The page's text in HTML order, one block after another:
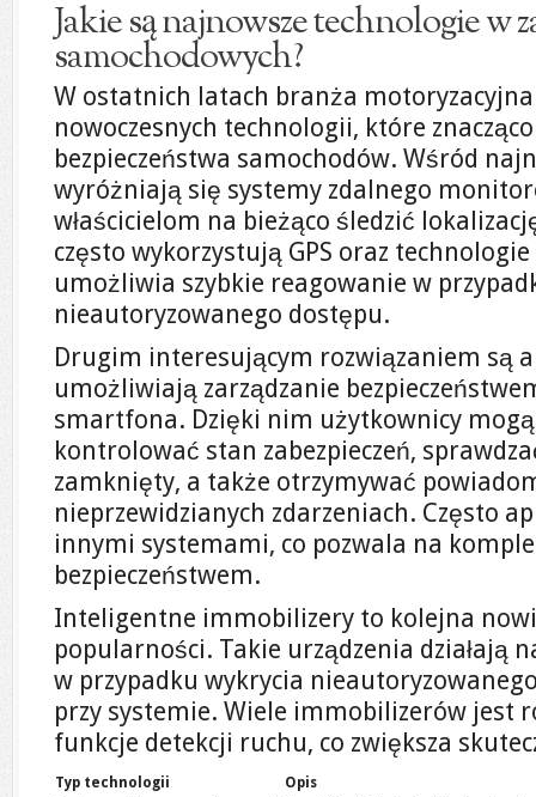
Jakie są najnowsze technologie w
samochodowych?
W ostatnich latach branża
nowoczesnych technologii, które
bezpieczeństwa samochodów. Wśród
wyróżniają się systemy zdalnego
właścicielom na bieżąco śledzić
często wykorzystują GPS oraz
umożliwia szybkie reagowanie w
nieautoryzowanego dostępu.
Drugim interesującym rozwiązaniem są
umożliwiają zarządzanie
smartfona. Dzięki nim użytkownicy
kontrolować stan zabezpieczeń,
zamknięty, a także otrzymywać
nieprzewidzianych zdarzeniach. Często
innymi systemami, co pozwala na
bezpieczeństwem.
Inteligentne immobilizery to kolejna
popularności. Takie urządzenia działają
w przypadku wykrycia
przy systemie. Wiele immobilizerów jest
funkcje detekcji ruchu, co zwiększa
Typ technologii
Opis